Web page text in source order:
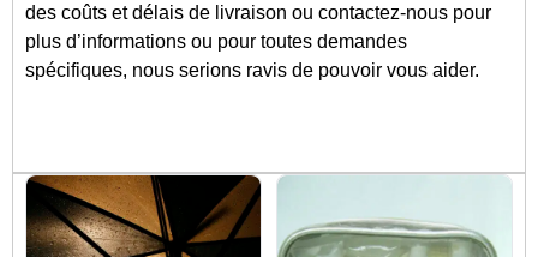
des coûts et délais de livraison ou contactez-nous pour
plus d’informations ou pour toutes demandes
spécifiques, nous serions ravis de pouvoir vous aider.